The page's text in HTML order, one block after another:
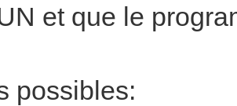
et que le
possibles: